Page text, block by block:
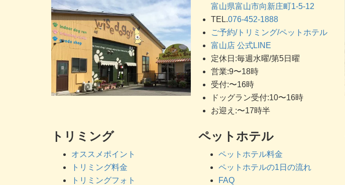
富山県富山市向新庄町1-5-12
TEL.076-452-1888
ご予約/トリミング/ペットホテル
富山店 公式LINE
定休日:毎週水曜/第5日曜
営業:9〜18時
受付:〜16時
ドッグラン受付:10〜16時
お迎え:〜17時半
トリミング
オススメポイント
トリミング料金
トリミングフォト
ペットホテル
ペットホテル料金
ペットホテルの1日の流れ
FAQ